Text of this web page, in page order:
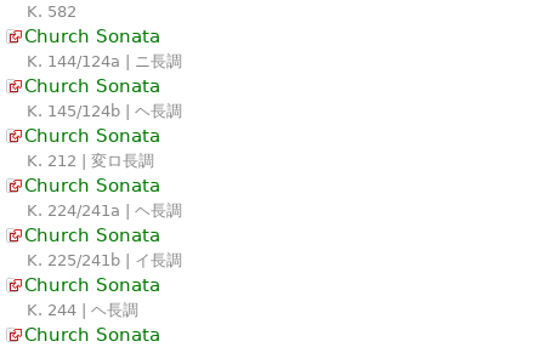
K. 582
Church Sonata
K. 144/124a | ニ長調
Church Sonata
K. 145/124b | ヘ長調
Church Sonata
K. 212 | 変ロ長調
Church Sonata
K. 224/241a | ヘ長調
Church Sonata
K. 225/241b | イ長調
Church Sonata
K. 244 | ヘ長調
Church Sonata